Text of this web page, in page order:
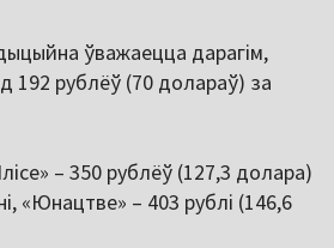
ўважаецца дарагім,
192 рублёў (70 долараў) за
– 350 рублёў (127,3 долара)
«Юнацтве» – 403 рублі (146,6